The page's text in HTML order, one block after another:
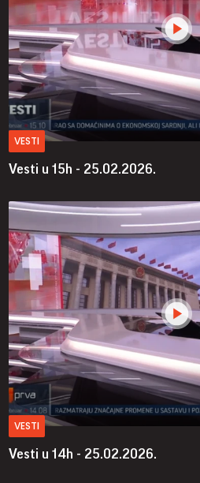
VESTI
Vesti u 15h - 25.02.2026.
VESTI
Vesti u 14h - 25.02.2026.